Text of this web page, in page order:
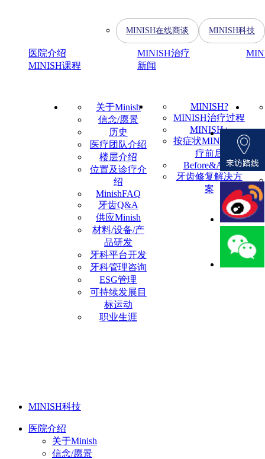
医院介绍 MINISH治疗
MINISH课程
新闻
MINISH在线商谈 MINISH科技
关于Minish
信念/愿景
历史
医疗团队介绍
楼层介绍
位置及诊疗介
绍
MinishFAQ
牙齿Q&A
供应Minish
材料/设备/产
品研发
牙科平台开发
牙科管理咨询
ESG管理
可持续发展目
标运动
职业生涯
MINISH?
MINISH治疗过程
MINISH+
按症状MINISH治
疗前后
Before&After
牙齿修复解决方
案
MINISH科技
医院介绍
关于Minish
信念/愿景